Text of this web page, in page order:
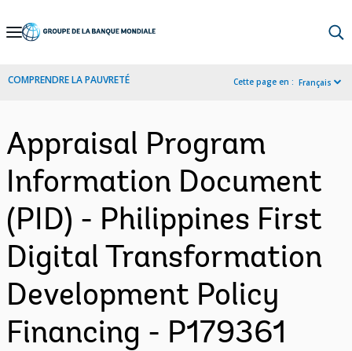
Skip
Navigation
COMPRENDRE LA PAUVRETÉ Cette page en : Français
Appraisal Program
Information Document
(PID) - Philippines First
Digital Transformation
Development Policy
Financing - P179361